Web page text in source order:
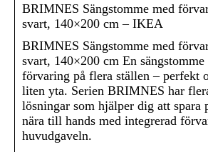
BRIMNES Sängstomme med
svart, 140×200 cm – IKEA
BRIMNES Sängstomme med
svart, 140×200 cm En
förvaring på flera ställen – perfekt
liten yta. Serien BRIMNES har
lösningar som hjälper dig att spara
nära till hands med integrerad
huvudgaveln.